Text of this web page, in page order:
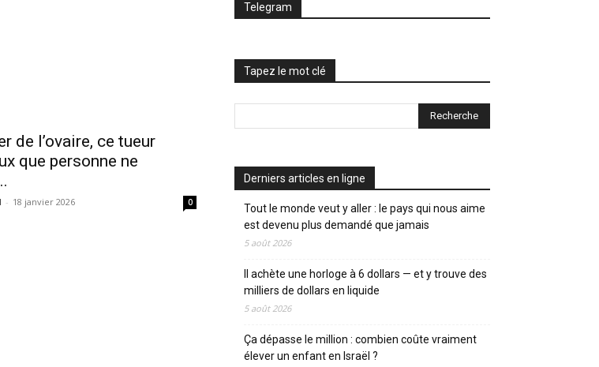
de l’ovaire, ce tueur
que personne ne
- 18 janvier 2026 0
Telegram
Tapez le mot clé
Derniers articles en ligne
Tout le monde veut y aller : le pays qui nous aime
est devenu plus demandé que jamais
5 août 2026
Il achète une horloge à 6 dollars — et y trouve des
milliers de dollars en liquide
5 août 2026
Ça dépasse le million : combien coûte vraiment
élever un enfant en Israël ?